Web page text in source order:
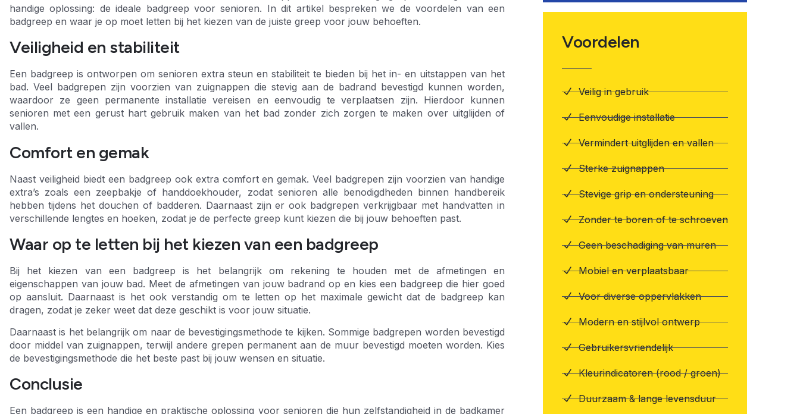
handige oplossing: de ideale badgreep voor senioren. In dit artikel bespreken we de voordelen van een
badgreep en waar je op moet letten bij het kiezen van de juiste greep voor jouw behoeften.
Veiligheid en stabiliteit
Een badgreep is ontworpen om senioren extra steun en stabiliteit te bieden bij het in- en uitstappen van het
bad. Veel badgrepen zijn voorzien van zuignappen die stevig aan de badrand bevestigd kunnen worden,
waardoor ze geen permanente installatie vereisen en eenvoudig te verplaatsen zijn. Hierdoor kunnen
senioren met een gerust hart gebruik maken van het bad zonder zich zorgen te maken over uitglijden of
vallen.
Comfort en gemak
Naast veiligheid biedt een badgreep ook extra comfort en gemak. Veel badgrepen zijn voorzien van handige
extra’s zoals een zeepbakje of handdoekhouder, zodat senioren alle benodigdheden binnen handbereik
hebben tijdens het douchen of badderen. Daarnaast zijn er ook badgrepen verkrijgbaar met handvatten in
verschillende lengtes en hoeken, zodat je de perfecte greep kunt kiezen die bij jouw behoeften past.
Waar op te letten bij het kiezen van een badgreep
Bij het kiezen van een badgreep is het belangrijk om rekening te houden met de afmetingen en
eigenschappen van jouw bad. Meet de afmetingen van jouw badrand op en kies een badgreep die hier goed
op aansluit. Daarnaast is het ook verstandig om te letten op het maximale gewicht dat de badgreep kan
dragen, zodat je zeker weet dat deze geschikt is voor jouw situatie.
Daarnaast is het belangrijk om naar de bevestigingsmethode te kijken. Sommige badgrepen worden bevestigd
door middel van zuignappen, terwijl andere grepen permanent aan de muur bevestigd moeten worden. Kies
de bevestigingsmethode die het beste past bij jouw wensen en situatie.
Conclusie
Een badgreep is een handige en praktische oplossing voor senioren die hun zelfstandigheid in de badkamer
Voordelen
Veilig in gebruik
Eenvoudige installatie
Vermindert uitglijden en vallen
Sterke zuignappen
Stevige grip en ondersteuning
Zonder te boren of te schroeven
Geen beschadiging van muren
Mobiel en verplaatsbaar
Voor diverse oppervlakken
Modern en stijlvol ontwerp
Gebruikersvriendelijk
Kleurindicatoren (rood / groen)
Duurzaam & lange levensduur